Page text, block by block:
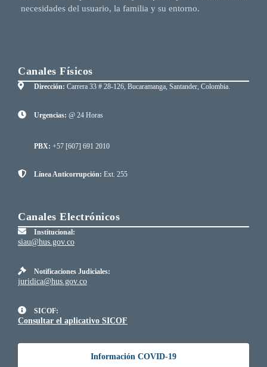
necesidades del usuario, la familia y su entorno.
Canales Físicos
Dirección: Carrera 33 # 28-126, Bucaramanga, Santander, Colombia.
Urgencias: @ 24 Horas
PBX: +57 [607] 691 2010
Línea Anticorrupción: Ext. 255
Canales Electrónicos
Institucional:
siau@hus.gov.co
Notificaciones Judiciales:
juridica@hus.gov.co
SICOF:
Consultar el aplicativo SICOF
Información COVID-19